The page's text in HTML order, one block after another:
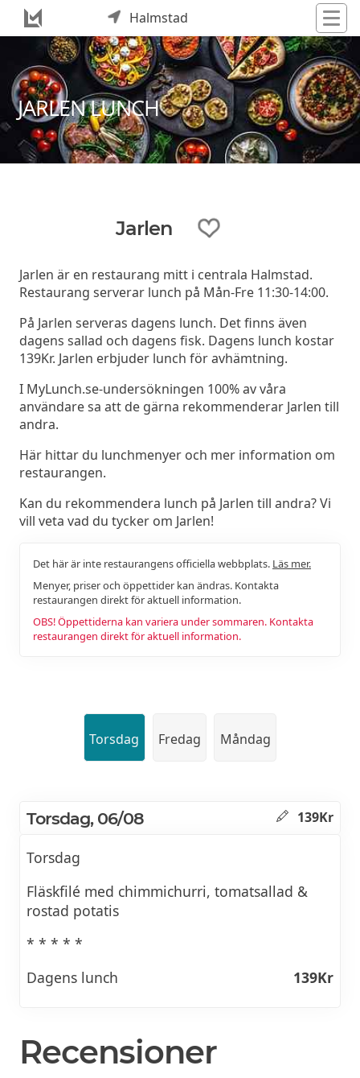
Halmstad
JARLEN LUNCH
Jarlen
Jarlen är en restaurang mitt i centrala Halmstad.
Restaurang serverar lunch på Mån-Fre 11:30-14:00.
På Jarlen serveras dagens lunch. Det finns även
dagens sallad och dagens fisk. Dagens lunch kostar
139Kr. Jarlen erbjuder lunch för avhämtning.
I MyLunch.se-undersökningen 100% av våra
användare sa att de gärna rekommenderar Jarlen till
andra.
Här hittar du lunchmenyer och mer information om
restaurangen.
Kan du rekommendera lunch på Jarlen till andra? Vi
vill veta vad du tycker om Jarlen!
Det här är inte restaurangens officiella webbplats. Läs mer.
Menyer, priser och öppettider kan ändras. Kontakta
restaurangen direkt för aktuell information.
OBS! Öppettiderna kan variera under sommaren. Kontakta
restaurangen direkt för aktuell information.
Torsdag Fredag Måndag
Torsdag, 06/08 139Kr
Torsdag
Fläskfilé med chimmichurri, tomatsallad &
rostad potatis
* * * * *
Dagens lunch
139Kr
Recensioner